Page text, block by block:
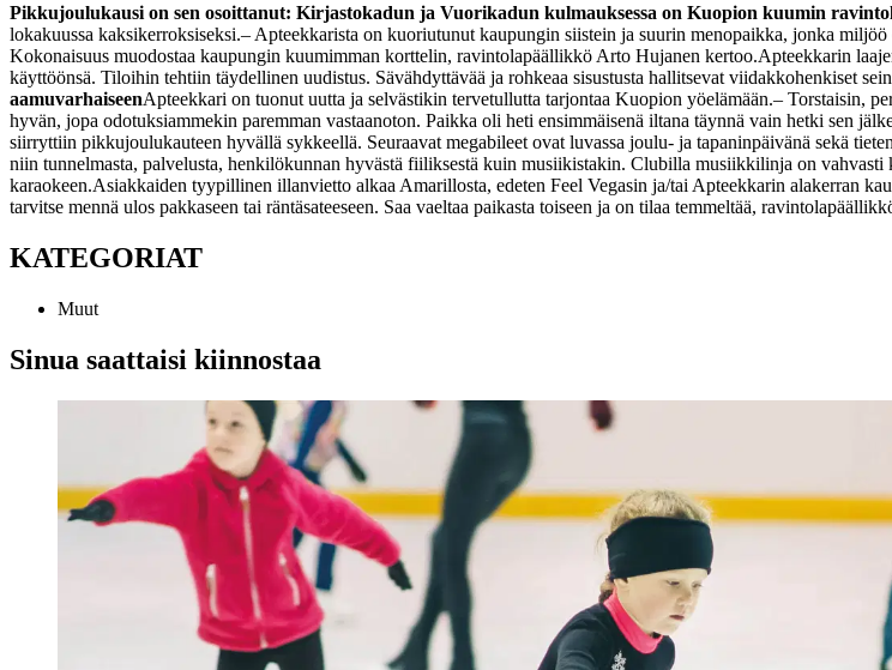
Pikkujoulukausi on sen osoittanut: Kirjastokadun ja Vuorikadun kulmauksessa on Kuopion kuumin
lokakuussa kaksikerroksiseksi.– Apteekkarista on kuoriutunut kaupungin siistein ja suurin menopaikka, jonka
Kokonaisuus muodostaa kaupungin kuumimman korttelin, ravintolapäällikkö Arto Hujanen kertoo.Apteekkarin
käyttöönsä. Tiloihin tehtiin täydellinen uudistus. Sävähdyttävää ja rohkeaa sisustusta hallitsevat viidakkohenkiset
aamuvarhaiseenApteekkari on tuonut uutta ja selvästikin tervetullutta tarjontaa Kuopion yöelämään.– Torstaisin,
hyvän, jopa odotuksiammekin paremman vastaanoton. Paikka oli heti ensimmäisenä iltana täynnä vain hetki sen
siirryttiin pikkujoulukauteen hyvällä sykkeellä. Seuraavat megabileet ovat luvassa joulu- ja tapaninpäivänä sekä
niin tunnelmasta, palvelusta, henkilökunnan hyvästä fiiliksestä kuin musiikistakin. Clubilla musiikkilinja on vahvasti
karaokeen.Asiakkaiden tyypillinen illanvietto alkaa Amarillosta, edeten Feel Vegasin ja/tai Apteekkarin alakerran
tarvitse mennä ulos pakkaseen tai räntäsateeseen. Saa vaeltaa paikasta toiseen ja on tilaa temmeltää,
KATEGORIAT
Muut
Sinua saattaisi kiinnostaa